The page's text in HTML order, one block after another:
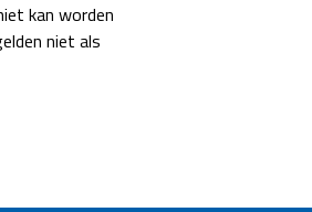
kan worden
niet als